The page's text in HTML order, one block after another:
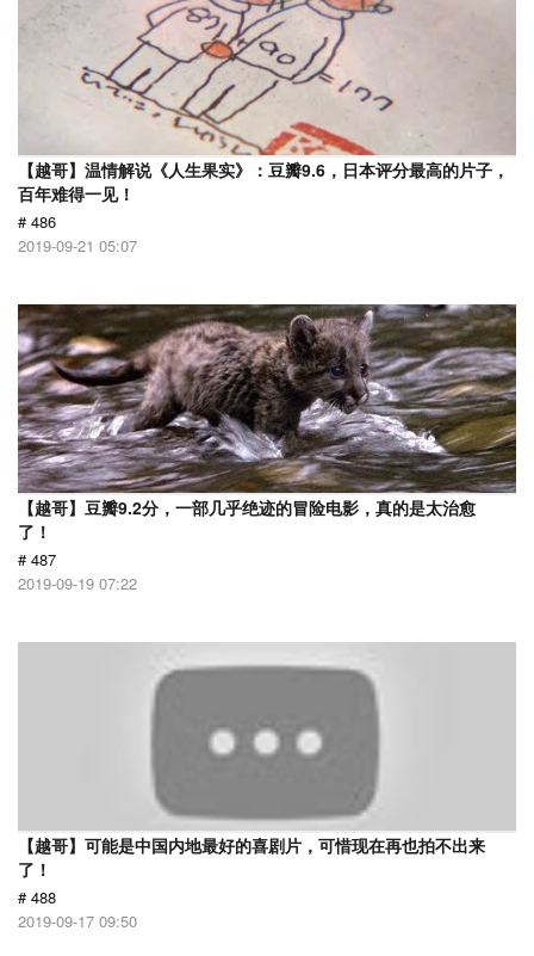
【越哥】温情解说《人生果实》：豆瓣9.6，日本评分最高的片子，
百年难得一见！
# 486
2019-09-21 05:07
【越哥】豆瓣9.2分，一部几乎绝迹的冒险电影，真的是太治愈
了！
# 487
2019-09-19 07:22
【越哥】可能是中国内地最好的喜剧片，可惜现在再也拍不出来
了！
# 488
2019-09-17 09:50